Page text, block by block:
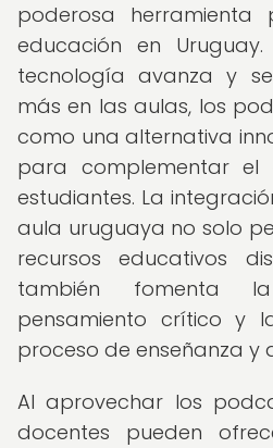
poderosa herramienta
educación en
tecnología avanza y
más en las aulas, los
como una alternativa
para complementar el
estudiantes. La
aula uruguaya no solo
recursos educativos
también fomenta
pensamiento crítico y
proceso de enseñanza y
Al aprovechar los
docentes pueden